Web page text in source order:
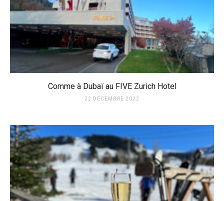
Comme à Dubaï au FIVE Zurich Hotel
22 DÉCEMBRE 2022